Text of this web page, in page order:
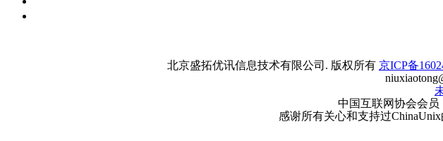
北京盛拓优讯信息技术有限公司. 版权所有 京ICP备
中国互联网协会会员
感谢所有关心和支持过